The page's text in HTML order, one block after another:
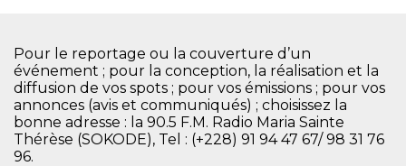
Pour le reportage ou la couverture d’un
événement ; pour la conception, la réalisation et la
diffusion de vos spots ; pour vos émissions ; pour vos
annonces (avis et communiqués) ; choisissez la
bonne adresse : la 90.5 F.M. Radio Maria Sainte
Thérèse (SOKODE), Tel : (+228) 91 94 47 67/ 98 31 76
96.